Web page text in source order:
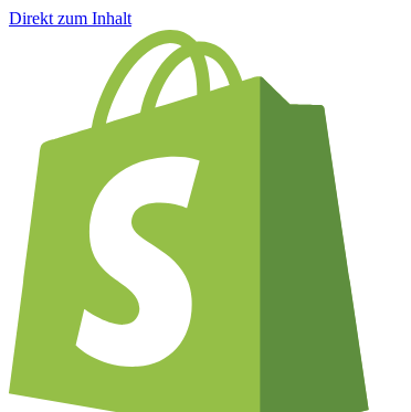
Direkt zum Inhalt